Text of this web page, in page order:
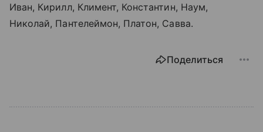
Иван, Кирилл, Климент, Константин, Наум,
Николай, Пантелеймон, Платон, Савва.
Поделиться